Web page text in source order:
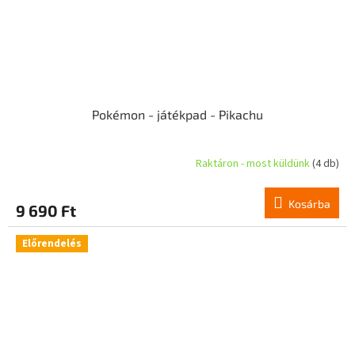
Pokémon - játékpad - Pikachu
Raktáron - most küldünk(4 db)
9 690 Ft Kosárba
Előrendelés